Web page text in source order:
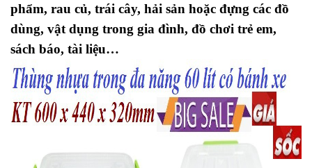
phẩm, rau củ, trái cây, hải sản hoặc đựng các đồ
dùng, vật dụng trong gia đình, đồ chơi trẻ em,
sách báo, tài liệu…